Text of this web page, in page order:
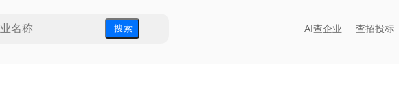
搜 索 AI查企业 查招投标